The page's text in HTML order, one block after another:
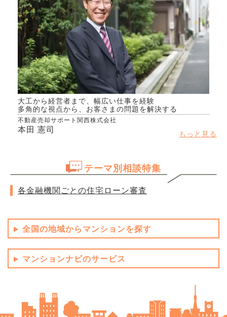
大工から経営者まで、幅広い仕事を経験
多角的な視点から、お客さまの問題を解決する
不動産売却サポート関西株式会社
本田 憲司 もっと見る
テーマ別相談特集
各金融機関ごとの住宅ローン審査
全国の地域からマンションを探す
マンションナビのサービス